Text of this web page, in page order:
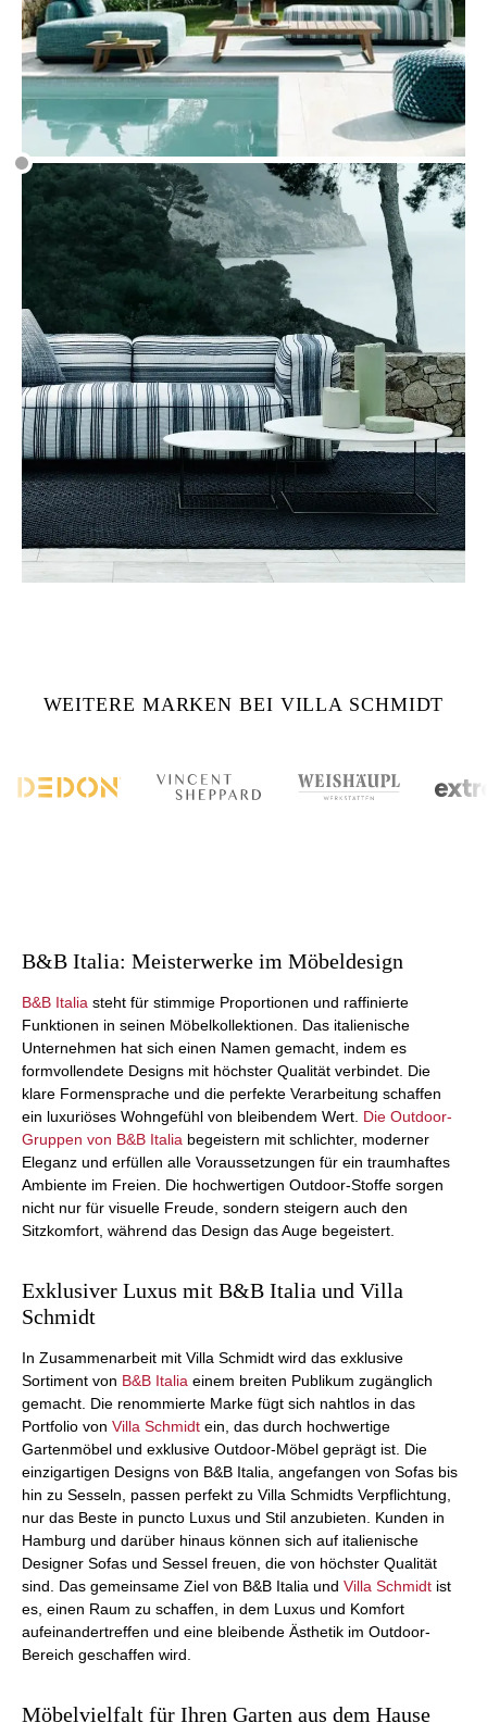
WEITERE MARKEN BEI VILLA SCHMIDT
B&B Italia: Meisterwerke im Möbeldesign
B&B Italia steht für stimmige Proportionen und raffinierte
Funktionen in seinen Möbelkollektionen. Das italienische
Unternehmen hat sich einen Namen gemacht, indem es
formvollendete Designs mit höchster Qualität verbindet. Die
klare Formensprache und die perfekte Verarbeitung schaffen
ein luxuriöses Wohngefühl von bleibendem Wert. Die Outdoor-
Gruppen von B&B Italia begeistern mit schlichter, moderner
Eleganz und erfüllen alle Voraussetzungen für ein traumhaftes
Ambiente im Freien. Die hochwertigen Outdoor-Stoffe sorgen
nicht nur für visuelle Freude, sondern steigern auch den
Sitzkomfort, während das Design das Auge begeistert.
Exklusiver Luxus mit B&B Italia und Villa
Schmidt
In Zusammenarbeit mit Villa Schmidt wird das exklusive
Sortiment von B&B Italia einem breiten Publikum zugänglich
gemacht. Die renommierte Marke fügt sich nahtlos in das
Portfolio von Villa Schmidt ein, das durch hochwertige
Gartenmöbel und exklusive Outdoor-Möbel geprägt ist. Die
einzigartigen Designs von B&B Italia, angefangen von Sofas bis
hin zu Sesseln, passen perfekt zu Villa Schmidts Verpflichtung,
nur das Beste in puncto Luxus und Stil anzubieten. Kunden in
Hamburg und darüber hinaus können sich auf italienische
Designer Sofas und Sessel freuen, die von höchster Qualität
sind. Das gemeinsame Ziel von B&B Italia und Villa Schmidt ist
es, einen Raum zu schaffen, in dem Luxus und Komfort
aufeinandertreffen und eine bleibende Ästhetik im Outdoor-
Bereich geschaffen wird.
Möbelvielfalt für Ihren Garten aus dem Hause